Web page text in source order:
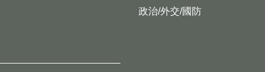
政治/外交/國防